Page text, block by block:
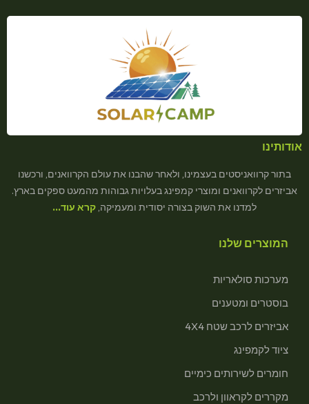
אודותינו
בתור קרוואניסטים בעצמינו, ולאחר שהבנו את עולם הקרוואנים, ורכשנו
אביזרים לקרוואנים ומוצרי קמפינג בעלויות גבוהות מהמעט ספקים בארץ.
למדנו את השוק בצורה יסודית ומעמיקה, קרא עוד…
המוצרים שלנו
מערכות סולאריות
בוסטרים ומטענים
אביזרים לרכב שטח 4X4
ציוד לקמפינג
חומרים לשירותים כימיים
מקררים לקראוון ולרכב